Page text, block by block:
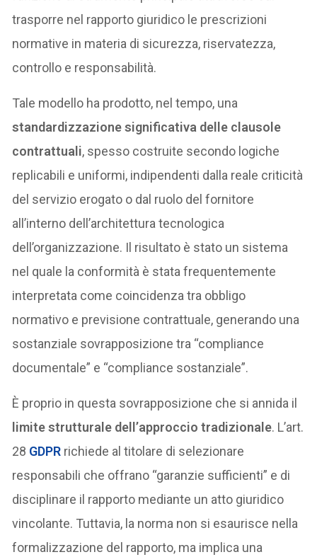
trasporre nel rapporto giuridico le prescrizioni
normative in materia di sicurezza, riservatezza,
controllo e responsabilità.
Tale modello ha prodotto, nel tempo, una
standardizzazione significativa delle clausole
contrattuali, spesso costruite secondo logiche
replicabili e uniformi, indipendenti dalla reale criticità
del servizio erogato o dal ruolo del fornitore
all’interno dell’architettura tecnologica
dell’organizzazione. Il risultato è stato un sistema
nel quale la conformità è stata frequentemente
interpretata come coincidenza tra obbligo
normativo e previsione contrattuale, generando una
sostanziale sovrapposizione tra “compliance
documentale” e “compliance sostanziale”.
È proprio in questa sovrapposizione che si annida il
limite strutturale dell’approccio tradizionale. L’art.
28 GDPR richiede al titolare di selezionare
responsabili che offrano “garanzie sufficienti” e di
disciplinare il rapporto mediante un atto giuridico
vincolante. Tuttavia, la norma non si esaurisce nella
formalizzazione del rapporto, ma implica una